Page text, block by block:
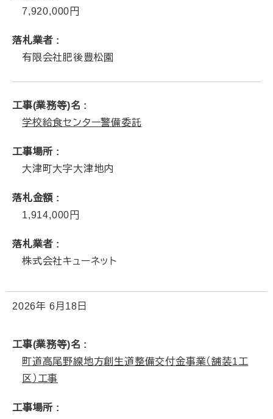
7,920,000
落札業者
有限会社肥後豊松園
工事(業務等)名
学校給食センター警備委託
工事場所
大津町大字大津地内
落札金額
1,914,000
落札業者
株式会社キューネット
2026年 6月18日
工事(業務等)名
町道高尾野線地方創生道整備交付金事業（舗装1工
区）工事
工事場所